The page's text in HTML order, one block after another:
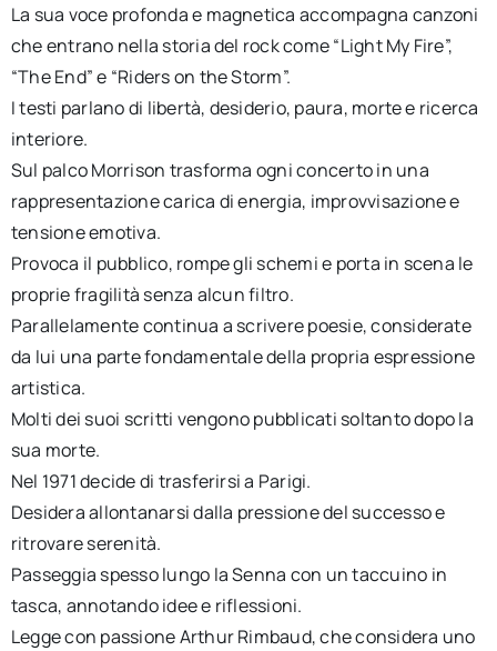
La sua voce profonda e magnetica accompagna canzoni
che entrano nella storia del rock come “Light My Fire”,
“The End” e “Riders on the Storm”.
I testi parlano di libertà, desiderio, paura, morte e ricerca
interiore.
Sul palco Morrison trasforma ogni concerto in una
rappresentazione carica di energia, improvvisazione e
tensione emotiva.
Provoca il pubblico, rompe gli schemi e porta in scena le
proprie fragilità senza alcun filtro.
Parallelamente continua a scrivere poesie, considerate
da lui una parte fondamentale della propria espressione
artistica.
Molti dei suoi scritti vengono pubblicati soltanto dopo la
sua morte.
Nel 1971 decide di trasferirsi a Parigi.
Desidera allontanarsi dalla pressione del successo e
ritrovare serenità.
Passeggia spesso lungo la Senna con un taccuino in
tasca, annotando idee e riflessioni.
Legge con passione Arthur Rimbaud, che considera uno